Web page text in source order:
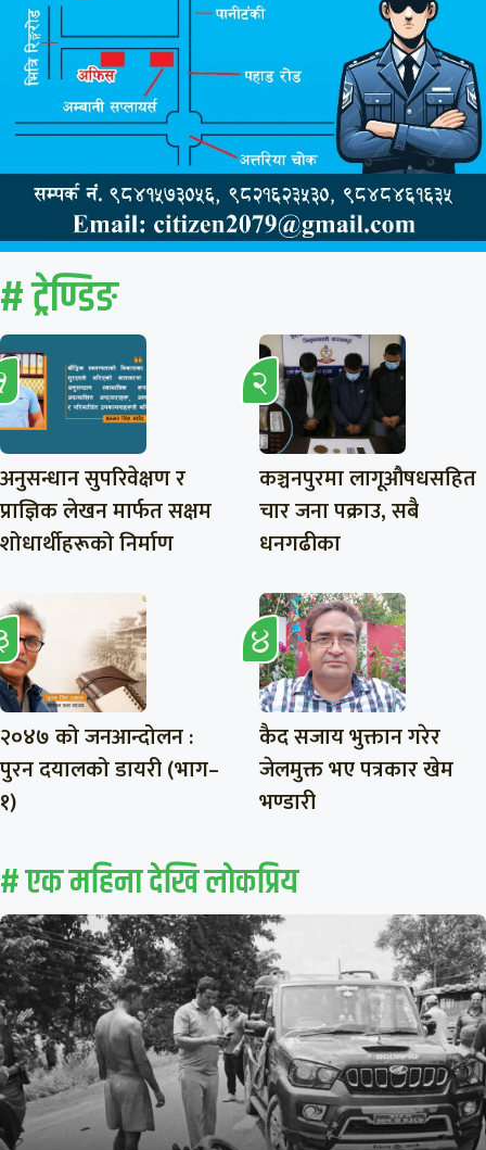
# ट्रेण्डिङ
अनुसन्धान सुपरिवेक्षण र
प्राज्ञिक लेखन मार्फत सक्षम
शोधार्थीहरूको निर्माण
कञ्चनपुरमा लागूऔषधसहित
चार जना पक्राउ, सबै
धनगढीका
२०४७ को जनआन्दोलन :
पुरन दयालको डायरी (भाग–
१)
कैद सजाय भुक्तान गरेर
जेलमुक्त भए पत्रकार खेम
भण्डारी
# एक महिना देखि लाेकप्रिय